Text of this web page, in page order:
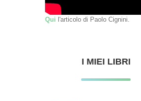
Qui l'articolo di Paolo Cignini.
I MIEI LIBRI